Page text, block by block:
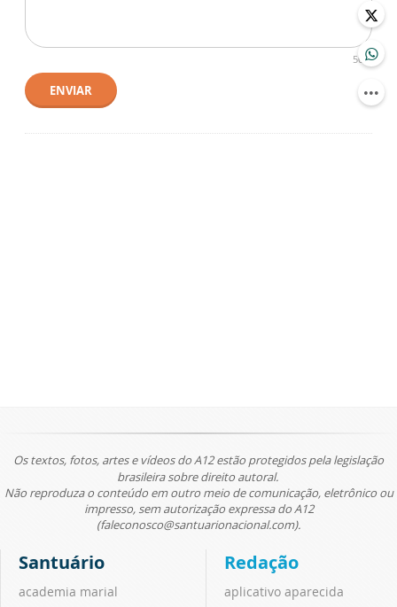
500
ENVIAR
Os textos, fotos, artes e vídeos do A12 estão protegidos pela legislação
brasileira sobre direito autoral.
Não reproduza o conteúdo em outro meio de comunicação, eletrônico ou
impresso, sem autorização expressa do A12
(faleconosco@santuarionacional.com).
Santuário
academia marial
Redação
aplicativo aparecida